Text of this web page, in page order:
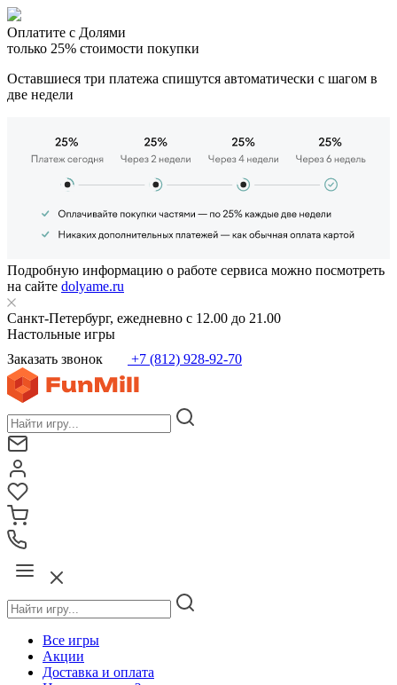
Оплатите с Долями
только 25% стоимости покупки
Оставшиеся три платежа спишутся автоматически с шагом в
две недели
Подробную информацию о работе сервиса можно посмотреть
на сайте dolyame.ru
Санкт-Петербург, ежедневно с 12.00 до 21.00
Настольные игры
Заказать звонок
+7 (812) 928-92-70
Все игры
Акции
Доставка и оплата